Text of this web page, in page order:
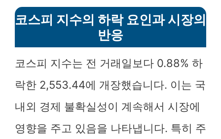
코스피 지수의 하락 요인과 시장의
반응
코스피 지수는 전 거래일보다 0.88% 하
락한 2,553.44에 개장했습니다. 이는 국
내외 경제 불확실성이 계속해서 시장에
영향을 주고 있음을 나타냅니다. 특히 주